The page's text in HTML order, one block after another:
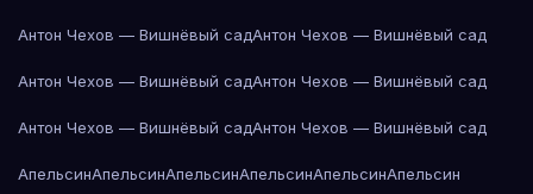
Антон Чехов — Вишнёвый садАнтон Чехов — Вишнёвый сад
Антон Чехов — Вишнёвый садАнтон Чехов — Вишнёвый сад
Антон Чехов — Вишнёвый садАнтон Чехов — Вишнёвый сад
АпельсинАпельсинАпельсинАпельсинАпельсинАпельсин